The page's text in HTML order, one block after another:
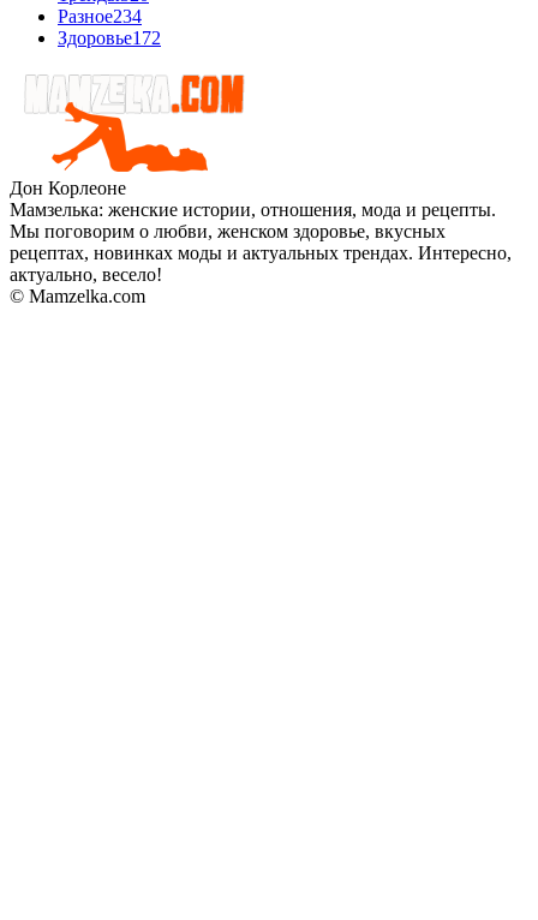
Разное234
Здоровье172
Дон Корлеоне
Мамзелька: женские истории, отношения, мода и рецепты.
Мы поговорим о любви, женском здоровье, вкусных
рецептах, новинках моды и актуальных трендах. Интересно,
актуально, весело!
© Mamzelka.com